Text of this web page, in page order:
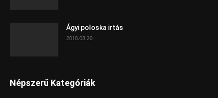
Ágyi poloska irtás
2018.08.20
Népszerű Kategóriák